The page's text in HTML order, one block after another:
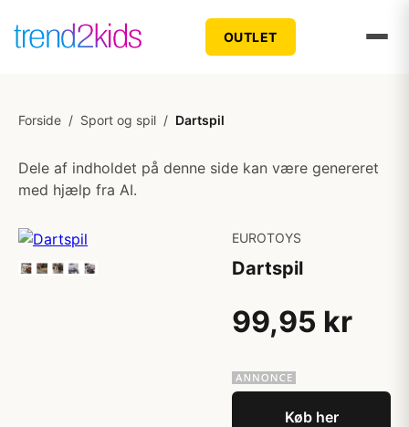
OUTLET
Forside / Sport og spil / Dartspil
Dele af indholdet på denne side kan være genereret
med hjælp fra AI.
EUROTOYS
Dartspil
99,95 kr
Køb her